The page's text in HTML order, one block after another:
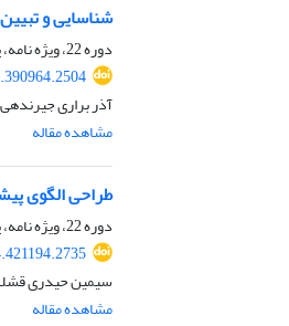
شناسایی و
دوره 22، ویژه نامه، پاییز 1404
آذر براری
مشاهده مقاله
طراحی الگوی
دوره 22، ویژه نامه، پاییز 1404
سیمین حیدری
مشاهده مقاله